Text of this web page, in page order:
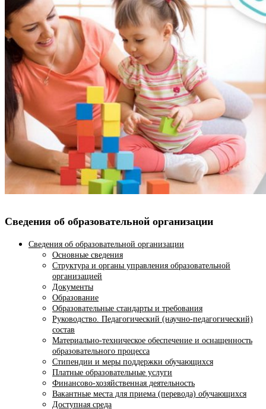
Сведения об образовательной организации
Сведения об образовательной организации
Основные сведения
Структура и органы управления образовательной
организацией
Документы
Образование
Образовательные стандарты и требования
Руководство. Педагогический (научно-педагогический)
состав
Материально-техническое обеспечение и оснащенность
образовательного процесса
Стипендии и меры поддержки обучающихся
Платные образовательные услуги
Финансово-хозяйственная деятельность
Вакантные места для приема (перевода) обучающихся
Доступная среда